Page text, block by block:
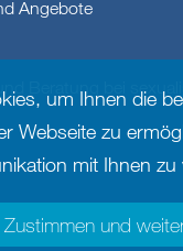
Angebote
Beratung bei
um Ihnen die
Webseite zu
mit Ihnen zu
Zustimmen und